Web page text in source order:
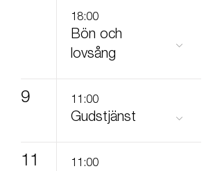
18:00
Bön och
lovsång
9 11:00
Gudstjänst
11 11:00